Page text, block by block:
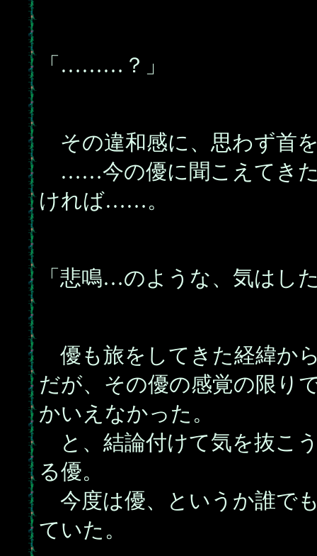
「………？」
その違和感に、思わず首
……今の優に聞こえてきた
ければ……。
「悲鳴…のような、気はし
優も旅をしてきた経緯か
だが、その優の感覚の限り
かいえなかった。
と、結論付けて気を抜こ
る優。
今度は優、というか誰で
ていた。